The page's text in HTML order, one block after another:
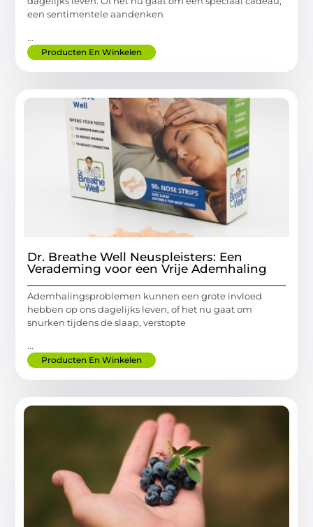
een sentimentele aandenken
...
Producten En Winkelen
Dr. Breathe Well Neuspleisters: Een
Verademing voor een Vrije Ademhaling
Ademhalingsproblemen kunnen een grote invloed
hebben op ons dagelijks leven, of het nu gaat om
snurken tijdens de slaap, verstopte
...
Producten En Winkelen